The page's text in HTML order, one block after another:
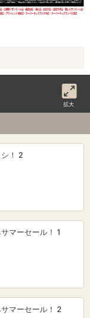
拡大
！ 2
マーセール！ 1
マーセール！ 2